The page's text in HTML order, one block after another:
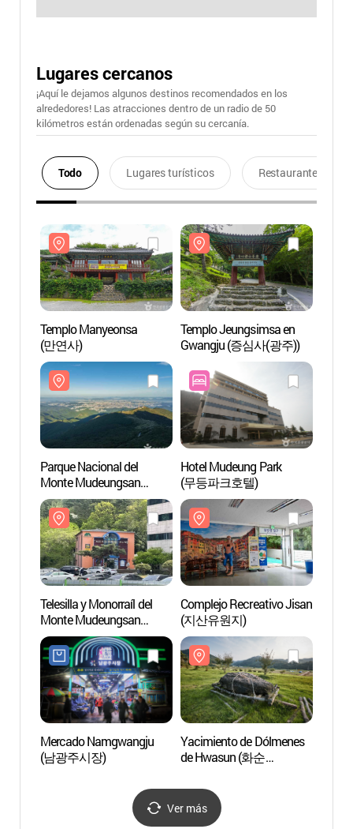
Lugares cercanos
¡Aquí le dejamos algunos destinos recomendados en los
alrededores! Las atracciones dentro de un radio de 50
kilómetros están ordenadas según su cercanía.
Todo Lugares turísticos Restaurantes
Templo Manyeonsa
(만연사)
Templo Jeungsimsa en
Gwangju (증심사(광주))
Parque Nacional del
Monte Mudeungsan
(무등산국립공원)
Hotel Mudeung Park
(무등파크호텔)
Telesilla y Monorraíl del
Monte Mudeungsan
(Complejo Recreativo
Jisan) (무등산
리프트모노레일
(지산유원지))
Complejo Recreativo Jisan
(지산유원지)
Mercado Namgwangju
(남광주시장)
Yacimiento de Dólmenes
de Hwasun (화순
[Patrimonio Cultural de la
Humanidad de la Unesco]
Ver más